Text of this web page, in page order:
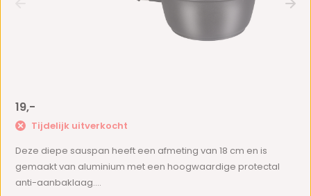
19,-
Tijdelijk uitverkocht
Deze diepe sauspan heeft een afmeting van 18 cm en is
gemaakt van aluminium met een hoogwaardige protectal
anti-aanbaklaag....